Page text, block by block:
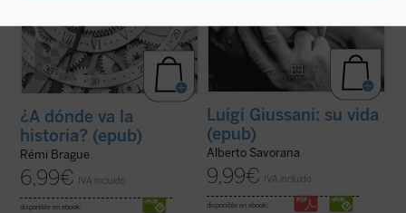
¿A dónde va la
historia? (epub)
Rémi Brague
6,99€ IVA incluido
disponible en ebook:
Luigi Giussani: su vida
(epub)
Alberto Savorana
9,99€ IVA incluido
disponible en ebook: